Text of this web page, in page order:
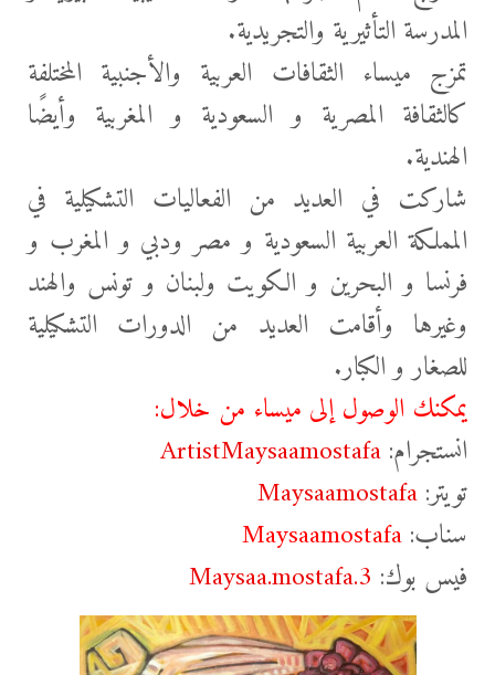
المدرسة التأثيرية والتجريدية.
تمزج ميساء الثقافات العربية والأجنبية المختلفة
كالثقافة المصرية و السعودية و المغربية وأيضًا
الهندية.
شاركت في العديد من الفعاليات التشكيلية في
المملكة العربية السعودية و مصر ودبي و المغرب و
فرنسا و البحرين و الكويت ولبنان و تونس والهند
وغيرها وأقامت العديد من الدورات التشكيلية
للصغار و الكبار.
يمكنك الوصول إلى ميساء من خلال:
انستجرام:ArtistMaysaamostafa
تويتر:Maysaamostafa
سناب:
فيس بوك: Maysaa.mostafa.3